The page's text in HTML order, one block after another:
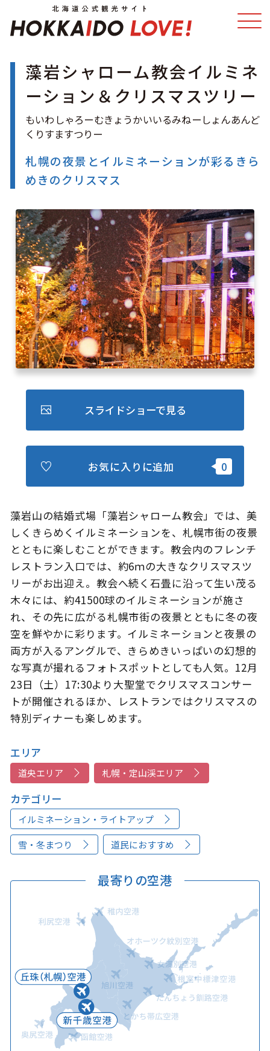
スポット・体験
温泉 イベント
グルメ
アクセス
キュンちゃんオンラインショップ
北海道はやわかり
旅のテーマで探す
7つの国立公園
さっぽろ圏e旅ギフト
このサイトについて 観光資料
動画ライブラリー フォトライブラリー
お問い合わせ
Languages
藻岩シャローム教会イルミネ
ーション＆クリスマスツリー
札幌の夜景とイルミネーションが彩るきら
めきのクリスマス
藻岩山の結婚式場「藻岩シャローム教会」では、美
しくきらめくイルミネーションを、札幌市街の夜景
とともに楽しむことができます。教会内のフレンチ
レストラン入口では、約6ｍの大きなクリスマスツ
リーがお出迎え。教会へ続く石畳に沿って生い茂る
木々には、約41500球のイルミネーションが施さ
れ、その先に広がる札幌市街の夜景とともに冬の夜
空を鮮やかに彩ります。イルミネーションと夜景の
両方が入るアングルで、きらめきいっぱいの幻想的
な写真が撮れるフォトスポットとしても人気。12月
23日（土）17:30より大聖堂でクリスマスコンサー
トが開催されるほか、レストランではクリスマスの
特別ディナーも楽しめます。
スライドショーで見る
お気に入りに追加
エリア
道央エリア 札幌・定山渓エリア
カテゴリー
イルミネーション・ライトアップ
雪・冬まつり 道民におすすめ
最寄りの空港